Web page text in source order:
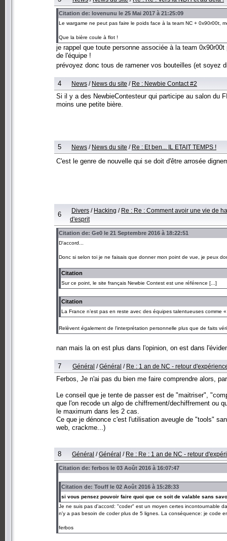
Citation de: lovenunu le 25 Mai 2017 à 21:25:09
Le wargame ne peut pas faire le poids face à la team NC + 0x90r00t,
Que la bière coule à flot !
je rappel que toute personne associée à la team
de l'équipe !
prévoyez donc tous de ramener vos bouteilles (et
4 News / News du site / Re : Newbie Contact #2
Si il y a des NewbieContesteur qui participe au salon du
moins une petite bière.
5 News / News du site / Re : Et ben... IL ETAIT TEMPS !
C'est le genre de nouvelle qui se doit d'être arrosée
6
Divers / Hacking / Re : Re : Comment avoir une vie de
d'esprit
Citation de: Ge0 le 21 Septembre 2016 à 18:22:51
D'accord...
Donc si selon toi je ne faisais que donner mon point de vue, je peux
Citation
Sur ce point, le site français Newbie Contest est une référence [...]
Citation
La France n’est pas en reste avec des équipes talentueuses comme
Relèvent également de l'interprétation personnelle plus que de faits
nan mais la on est plus dans l'opinion, on est dans
7 Général /Général / Re : 1 an de NC - retour
Ferbos, Je n'ai pas du bien me faire comprendre alors,
Le conseil que je tente de passer est de "maitriser",
que l'on recode un algo de chiffrement/dechiffrement ou
le maximum dans les 2 cas.
Ce que je dénonce c'est l'utilisation aveugle de "tools"
web, crackme...)
8 Général /Général / Re : Re : 1 an de NC - retour
Citation de: ferbos le 03 Août 2016 à 16:07:47
Citation de: Touff le 02 Août 2016 à 15:28:33
si vous pensez pouvoir faire quoi que ce soit de valable sans
Je ne suis pas d'accord: "coder" est un moyen certes incontournable
n'y a pas besoin de coder plus de 5 lignes. La conséquence: je code
ferbos